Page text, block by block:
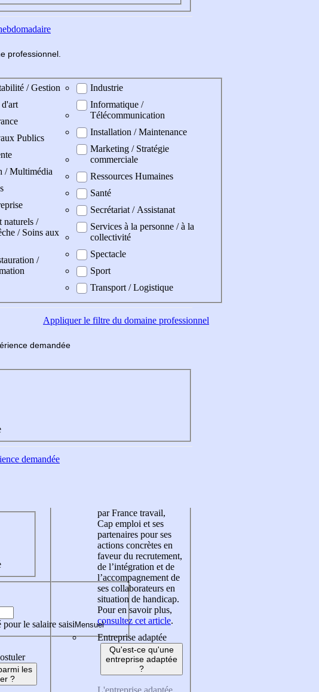
professionnel
/ Gestion
Publics
/ Multimédia
naturels /
/ Soins aux
/
Industrie
Informatique /
Télécommunication
Installation / Maintenance
Marketing / Stratégie
commerciale
Ressources Humaines
Santé
Secrétariat / Assistanat
Services à la personne / à la
collectivité
Spectacle
Sport
Transport / Logistique
Appliquerle filtre du domaine professionnel
demandée
demandée
le salaire saisi
les
?
par France travail,
Cap emploi et ses
partenaires pour ses
actions concrètes en
faveur du recrutement,
de l’intégration et de
l’accompagnement de
ses collaborateurs en
situation de handicap.
Pour en savoir plus,
consultez cet article.
Entreprise adaptée
Qu'est-ce qu'une
entreprise adaptée
?
L'entreprise adaptée